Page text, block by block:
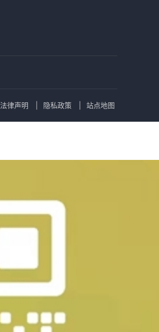
法律声明 隐私政策 站点地图